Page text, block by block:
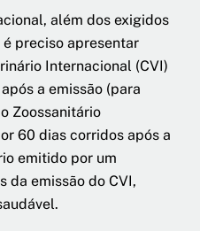
além dos exigidos
preciso apresentar
Internacional (CVI)
a emissão (para
Zoossanitário
60 dias corridos após a
emitido por um
da emissão do CVI,